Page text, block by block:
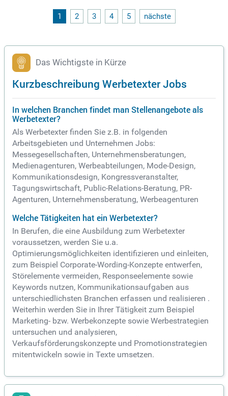
1 2 3 4 5 nächste
Das Wichtigste in Kürze
Kurzbeschreibung Werbetexter Jobs
In welchen Branchen findet man Stellenangebote als
Werbetexter?
Als Werbetexter finden Sie z.B. in folgenden
Arbeitsgebieten und Unternehmen Jobs:
Messegesellschaften, Unternehmensberatungen,
Medienagenturen, Werbeabteilungen, Mode-Design,
Kommunikationsdesign, Kongressveranstalter,
Tagungswirtschaft, Public-Relations-Beratung, PR-
Agenturen, Unternehmensberatung, Werbeagenturen
Welche Tätigkeiten hat ein Werbetexter?
In Berufen, die eine Ausbildung zum Werbetexter
voraussetzen, werden Sie u.a.
Optimierungsmöglichkeiten identifizieren und einleiten,
zum Beispiel Corporate-Wording-Konzepte entwerfen,
Störelemente vermeiden, Responseelemente sowie
Keywords nutzen, Kommunikationsaufgaben aus
unterschiedlichsten Branchen erfassen und realisieren .
Weiterhin werden Sie in Ihrer Tätigkeit zum Beispiel
Marketing- bzw. Werbekonzepte sowie Werbestrategien
untersuchen und analysieren,
Verkaufsförderungskonzepte und Promotionstrategien
mitentwickeln sowie in Texte umsetzen.